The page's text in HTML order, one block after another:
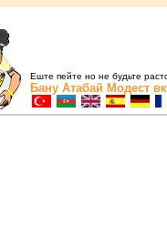
Еште пейте но не будьте
Бану Атабай Модест